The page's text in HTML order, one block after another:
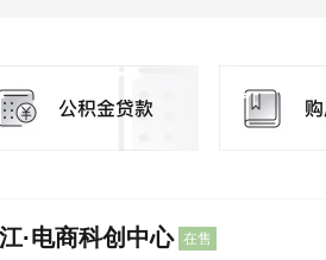
·电商科创中心 在售